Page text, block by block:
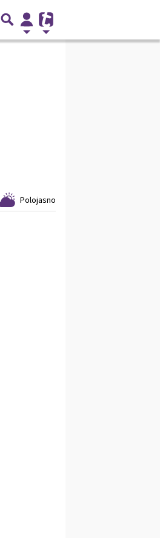
Polojasno